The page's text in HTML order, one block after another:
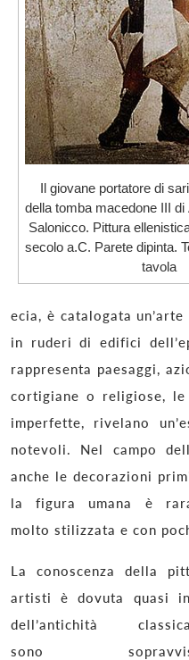
Il giovane portatore di
della tomba macedone III
Salonicco. Pittura
secolo a.C. Parete dipinta.
tavola
ecia, è catalogata un’arte
in ruderi di edifici
rappresenta paesaggi,
cortigiane o religiose,
imperfette, rivelano
notevoli. Nel campo
anche le decorazioni
la figura umana è
molto stilizzata e con
La conoscenza della
artisti è dovuta quasi
dell’antichità
sono